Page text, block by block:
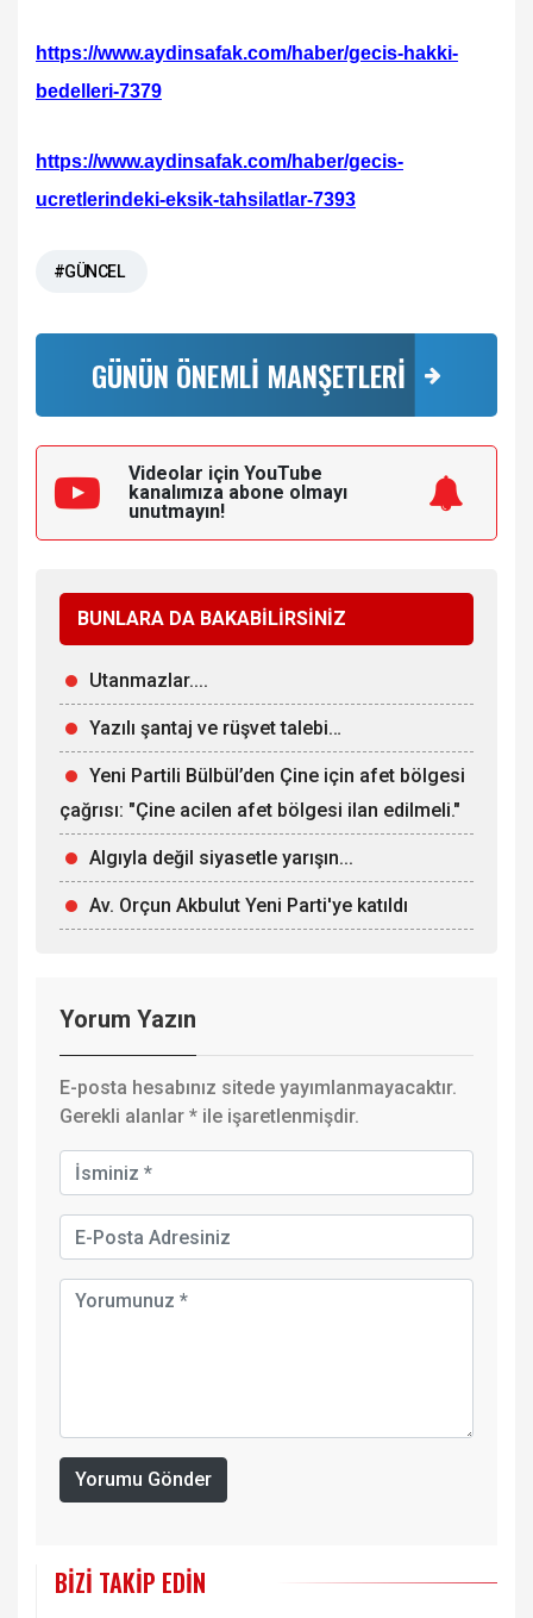
https://www.aydinsafak.com/haber/gecis-hakki-
bedelleri-7379
https://www.aydinsafak.com/haber/gecis-
ucretlerindeki-eksik-tahsilatlar-7393
#GÜNCEL
GÜNÜN ÖNEMLİ MANŞETLERİ
Videolar için YouTube
kanalımıza abone olmayı
unutmayın!
BUNLARA DA BAKABİLİRSİNİZ
Utanmazlar....
Yazılı şantaj ve rüşvet talebi…
Yeni Partili Bülbül’den Çine için afet bölgesi
çağrısı: "Çine acilen afet bölgesi ilan edilmeli."
Algıyla değil siyasetle yarışın...
Av. Orçun Akbulut Yeni Parti'ye katıldı
Yorum Yazın
E-posta hesabınız sitede yayımlanmayacaktır.
Gerekli alanlar * ile işaretlenmişdir.
Yorumu Gönder
BIZI TAKIP EDIN